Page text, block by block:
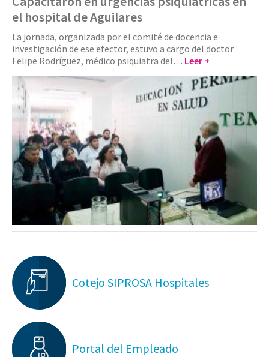
el hospital de Aguilares
La jornada, organizada por el comité de docencia e
investigación de ese efector, estuvo a cargo del doctor
Felipe Rodríguez, médico psiquiatra del… Leer +
Cotejo SIPROSA Hospitales
Portal del Empleado